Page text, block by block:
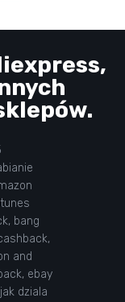
, bang
,
and
, ebay
jak dziala